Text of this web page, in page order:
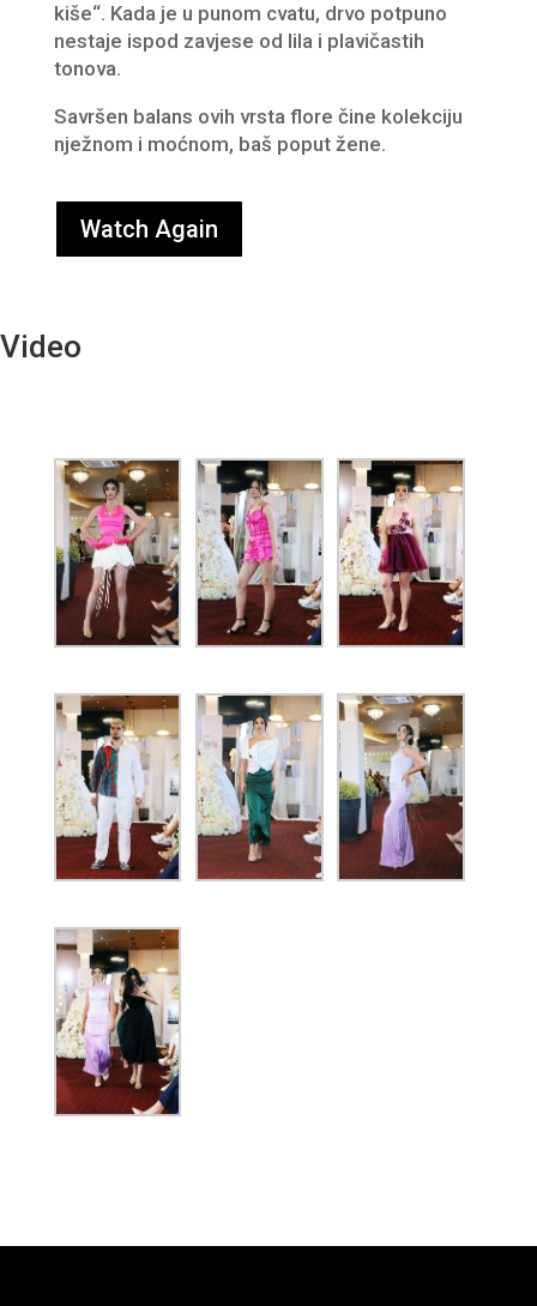
kiše“. Kada je u punom cvatu, drvo potpuno
nestaje ispod zavjese od lila i plavičastih
tonova.
Savršen balans ovih vrsta flore čine kolekciju
nježnom i moćnom, baš poput žene.
Watch Again
Video